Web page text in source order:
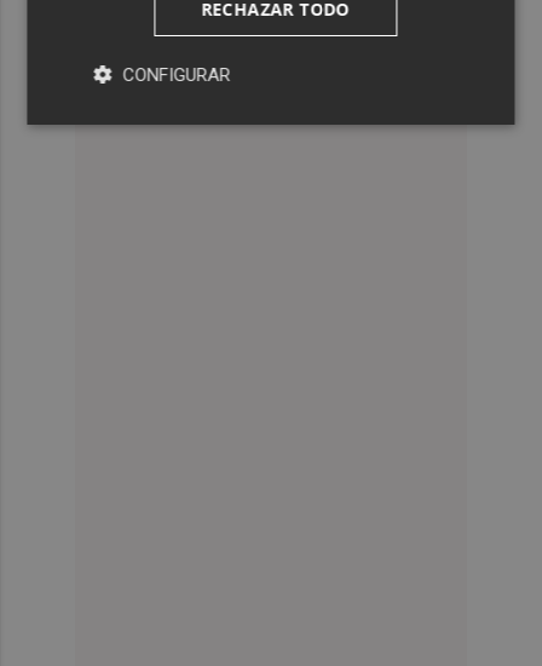
RECHAZAR TODO
CONFIGURAR